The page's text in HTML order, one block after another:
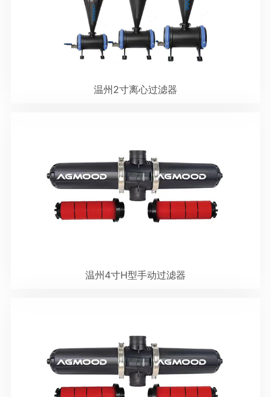
温州2寸离心过滤器
温州4寸H型手动过滤器